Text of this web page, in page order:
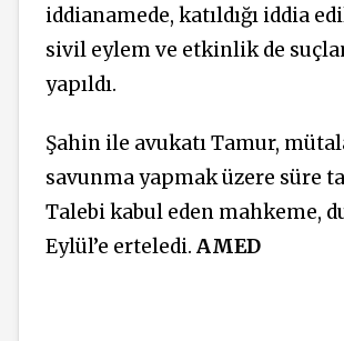
iddianamede, katıldığı iddia
sivil eylem ve etkinlik de
yapıldı.
Şahin ile avukatı Tamur,
savunma yapmak üzere süre
Talebi kabul eden mahkeme,
Eylül’e erteledi. AMED